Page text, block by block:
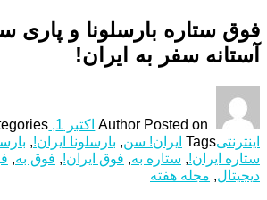
فوق ستاره بارسلونا و پاری
آستانه سفر به ایران!
Author Posted on اکتبر 1, 2017
اینترنتیTags ایران! سن, بارسلونا ایران!,
ستاره ایران!, ستاره به, فوق ایران!, فوق به,
دیجیتال, مجله هفته